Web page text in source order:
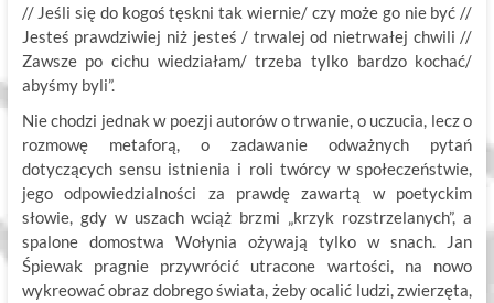
// Jeśli się do kogoś tęskni tak wiernie/ czy może go nie być //
Jesteś prawdziwiej niż jesteś / trwalej od nietrwałej chwili //
Zawsze po cichu wiedziałam/ trzeba tylko bardzo kochać/
abyśmy byli”.
Nie chodzi jednak w poezji autorów o trwanie, o uczucia, lecz o
rozmowę metaforą, o zadawanie odważnych pytań
dotyczących sensu istnienia i roli twórcy w społeczeństwie,
jego odpowiedzialności za prawdę zawartą w poetyckim
słowie, gdy w uszach wciąż brzmi „krzyk rozstrzelanych”, a
spalone domostwa Wołynia ożywają tylko w snach. Jan
Śpiewak pragnie przywrócić utracone wartości, na nowo
wykreować obraz dobrego świata, żeby ocalić ludzi, zwierzęta,